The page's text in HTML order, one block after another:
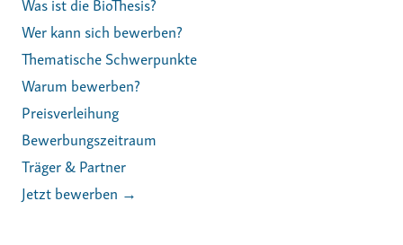
Wer kann sich bewerben?
Thematische Schwerpunkte
Warum bewerben?
Preisverleihung
Bewerbungszeitraum
Träger & Partner
Jetzt bewerben →